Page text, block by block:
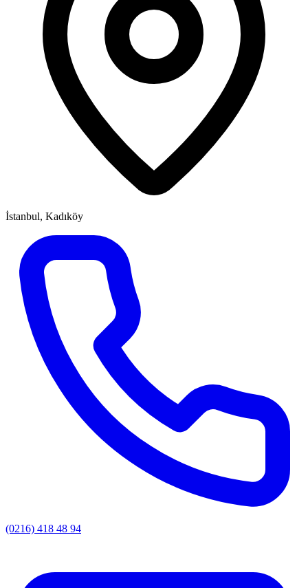
İstanbul, Kadıköy
(0216) 418 48 94